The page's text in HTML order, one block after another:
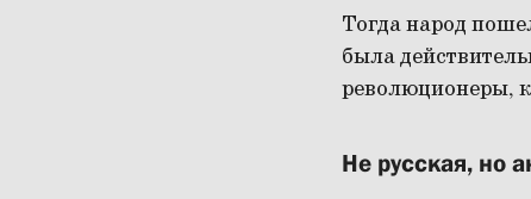
Тогда народ
была
революционеры,
Не русская, но